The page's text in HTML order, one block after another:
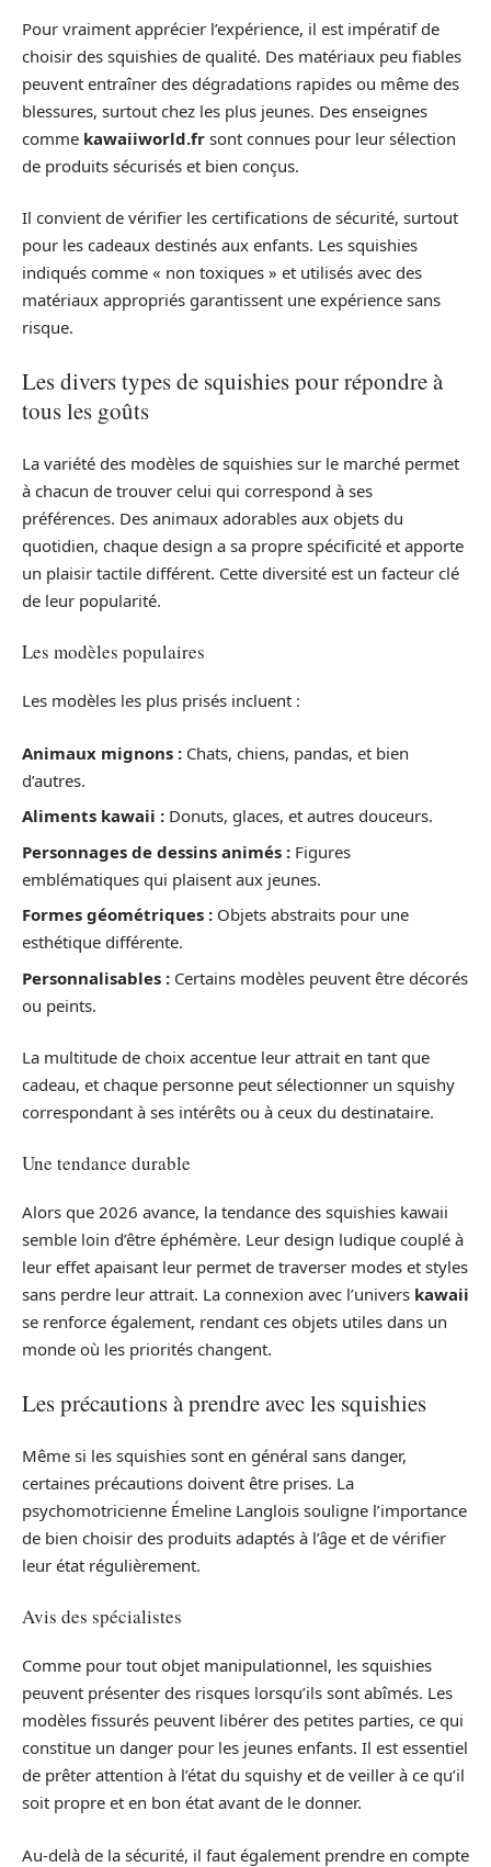
Pour vraiment apprécier l’expérience, il est impératif de
choisir des squishies de qualité. Des matériaux peu fiables
peuvent entraîner des dégradations rapides ou même des
blessures, surtout chez les plus jeunes. Des enseignes
comme kawaiiworld.fr sont connues pour leur sélection
de produits sécurisés et bien conçus.
Il convient de vérifier les certifications de sécurité, surtout
pour les cadeaux destinés aux enfants. Les squishies
indiqués comme « non toxiques » et utilisés avec des
matériaux appropriés garantissent une expérience sans
risque.
Les divers types de squishies pour répondre à
tous les goûts
La variété des modèles de squishies sur le marché permet
à chacun de trouver celui qui correspond à ses
préférences. Des animaux adorables aux objets du
quotidien, chaque design a sa propre spécificité et apporte
un plaisir tactile différent. Cette diversité est un facteur clé
de leur popularité.
Les modèles populaires
Les modèles les plus prisés incluent :
Animaux mignons : Chats, chiens, pandas, et bien
d’autres.
Aliments kawaii : Donuts, glaces, et autres douceurs.
Personnages de dessins animés : Figures
emblématiques qui plaisent aux jeunes.
Formes géométriques : Objets abstraits pour une
esthétique différente.
Personnalisables : Certains modèles peuvent être décorés
ou peints.
La multitude de choix accentue leur attrait en tant que
cadeau, et chaque personne peut sélectionner un squishy
correspondant à ses intérêts ou à ceux du destinataire.
Une tendance durable
Alors que 2026 avance, la tendance des squishies kawaii
semble loin d’être éphémère. Leur design ludique couplé à
leur effet apaisant leur permet de traverser modes et styles
sans perdre leur attrait. La connexion avec l’univers kawaii
se renforce également, rendant ces objets utiles dans un
monde où les priorités changent.
Les précautions à prendre avec les squishies
Même si les squishies sont en général sans danger,
certaines précautions doivent être prises. La
psychomotricienne Émeline Langlois souligne l’importance
de bien choisir des produits adaptés à l’âge et de vérifier
leur état régulièrement.
Avis des spécialistes
Comme pour tout objet manipulationnel, les squishies
peuvent présenter des risques lorsqu’ils sont abîmés. Les
modèles fissurés peuvent libérer des petites parties, ce qui
constitue un danger pour les jeunes enfants. Il est essentiel
de prêter attention à l’état du squishy et de veiller à ce qu’il
soit propre et en bon état avant de le donner.
Au-delà de la sécurité, il faut également prendre en compte